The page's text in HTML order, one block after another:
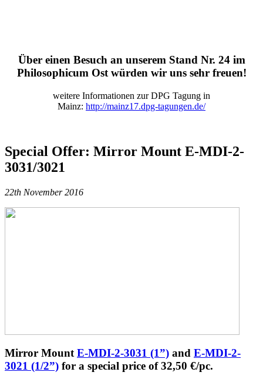
Über einen Besuch an unserem Stand Nr. 24 im
Philosophicum Ost würden wir uns sehr freuen!
weitere Informationen zur DPG Tagung in
Mainz: http://mainz17.dpg-tagungen.de/
Special Offer: Mirror Mount E-MDI-2-
3031/3021
22th November 2016
Mirror Mount E-MDI-2-3031 (1”) and E-MDI-2-
3021 (1/2”) for a special price of 32,50 €/pc.